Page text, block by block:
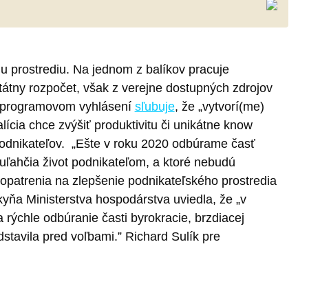
prostrediu. Na jednom z balíkov pracuje
rozpočet, však z verejne dostupných zdrojov
vyhlásení sľubuje, že „vytvorí(me)
chce zvýšiť produktivitu či unikátne know
„Ešte v roku 2020 odbúrame časť
život podnikateľom, a ktoré nebudú
na zlepšenie podnikateľského prostredia
Ministerstva hospodárstva uviedla, že „v
odbúranie časti byrokracie, brzdiacej
pred voľbami.” Richard Sulík pre